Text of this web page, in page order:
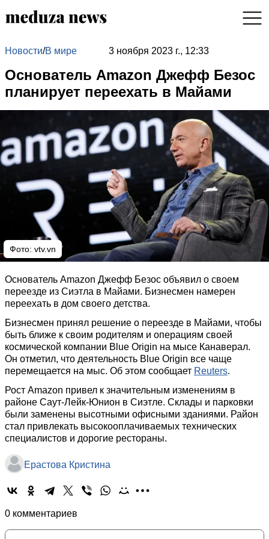
Новости/В мире 3 ноября 2023 г., 12:33
Основатель Amazon Джефф Безос
планирует переехать в Майами
Фото: vtv.vn
Основатель Amazon Джефф Безос объявил о своем
переезде из Сиэтла в Майами. Бизнесмен намерен
переехать в дом своего детства.
Бизнесмен принял решение о переезде в Майами, чтобы
быть ближе к своим родителям и операциям своей
космической компании Blue Origin на мысе Канаверал.
Он отметил, что деятельность Blue Origin все чаще
перемещается на мыс. Об этом сообщает Reuters.
Рост Amazon привел к значительным изменениям в
районе Саут-Лейк-Юнион в Сиэтле. Склады и парковки
были заменены высотными офисными зданиями. Район
стал привлекать высокооплачиваемых технических
специалистов и дорогие рестораны.
Ерастова Кристина
0 комментариев